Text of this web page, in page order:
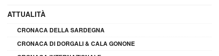
ATTUALITÀ
CRONACA DELLA SARDEGNA
CRONACA DI DORGALI & CALA GONONE